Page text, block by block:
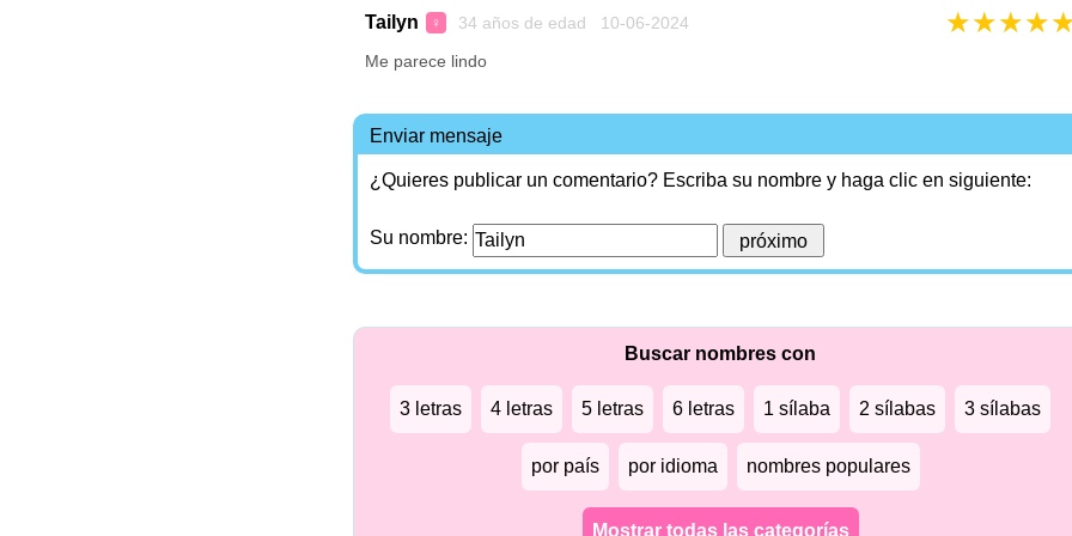
Tailyn ♀ 34 años de edad 10-06-2024 ★★★★
Me parece lindo
Enviar mensaje
¿Quieres publicar un comentario? Escriba su nombre y haga clic en siguiente:
Su nombre:
Buscar nombres con
3 letras 4 letras 5 letras 6 letras 1 sílaba 2 sílabas 3 sílabas
por país por idioma nombres populares
Mostrar todas las categorías